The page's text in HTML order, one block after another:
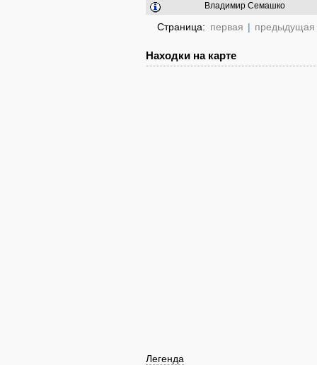
Владимир Семашко
Страница: первая | предыдущая
Находки на карте
Легенда